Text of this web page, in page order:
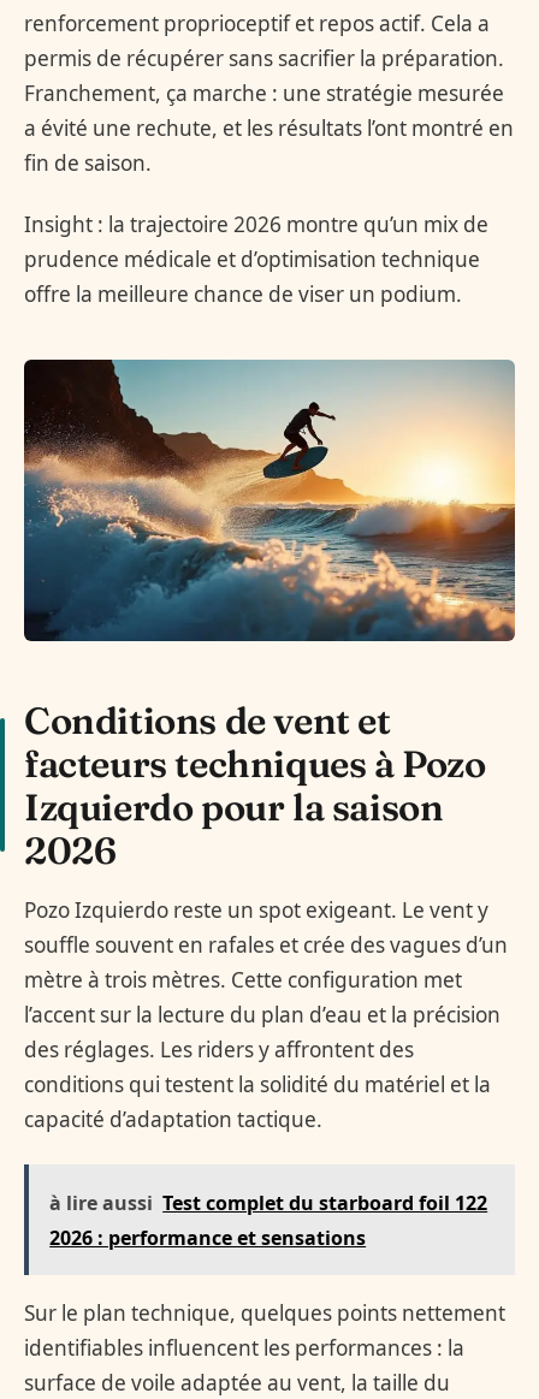
renforcement proprioceptif et repos actif. Cela a
permis de récupérer sans sacrifier la préparation.
Franchement, ça marche : une stratégie mesurée
a évité une rechute, et les résultats l’ont montré en
fin de saison.
Insight : la trajectoire 2026 montre qu’un mix de
prudence médicale et d’optimisation technique
offre la meilleure chance de viser un podium.
Conditions de vent et
facteurs techniques à Pozo
Izquierdo pour la saison
2026
Pozo Izquierdo reste un spot exigeant. Le vent y
souffle souvent en rafales et crée des vagues d’un
mètre à trois mètres. Cette configuration met
l’accent sur la lecture du plan d’eau et la précision
des réglages. Les riders y affrontent des
conditions qui testent la solidité du matériel et la
capacité d’adaptation tactique.
à lire aussi Test complet du starboard foil 122
2026 : performance et sensations
Sur le plan technique, quelques points nettement
identifiables influencent les performances : la
surface de voile adaptée au vent, la taille du